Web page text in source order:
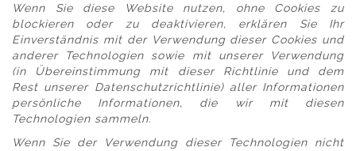
Wenn Sie diese Website nutzen, ohne Cookies zu
blockieren oder zu deaktivieren, erklären Sie Ihr
Einverständnis mit der Verwendung dieser Cookies und
anderer Technologien sowie mit unserer Verwendung
(in Übereinstimmung mit dieser Richtlinie und dem
Rest unserer Datenschutzrichtlinie) aller Informationen
persönliche Informationen, die wir mit diesen
Technologien sammeln.
Wenn Sie der Verwendung dieser Technologien nicht